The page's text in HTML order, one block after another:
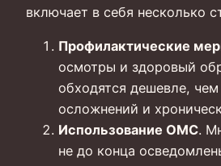
включает в себя несколько
Профилактические
осмотры и здоровый
обходятся дешевле,
осложнений и
Использование ОМС.
не до конца